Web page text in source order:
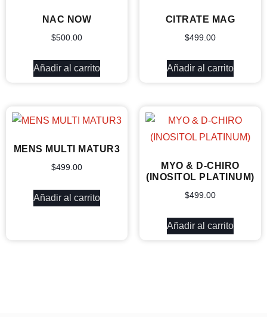
NAC NOW
$500.00
Añadir al carrito
CITRATE MAG
$499.00
Añadir al carrito
MENS MULTI MATUR3
$499.00
Añadir al carrito
MYO & D-CHIRO
(INOSITOL PLATINUM)
$499.00
Añadir al carrito